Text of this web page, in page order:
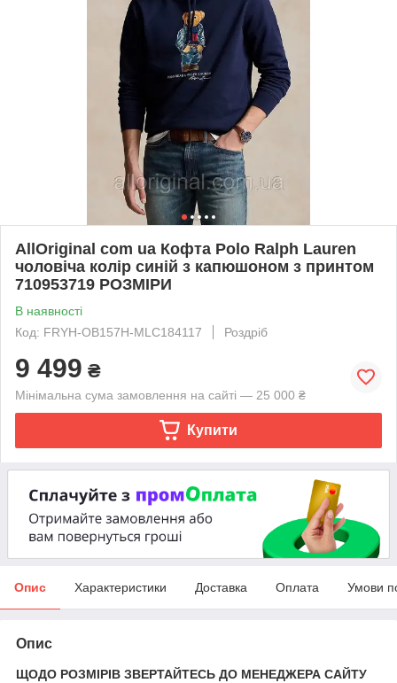
AllOriginal com ua Кофта Polo Ralph Lauren
чоловіча колір синій з капюшоном з принтом
710953719 РОЗМІРИ
В наявності
Код: FRYH-OB157H-MLC184117
Роздріб
9 499 ₴
Мінімальна сума замовлення на сайті — 25 000 ₴
Купити
Опис Характеристики Доставка Оплата Умови
Опис
ЩОДО РОЗМІРІВ ЗВЕРТАЙТЕСЬ ДО МЕНЕДЖЕРА САЙТУ